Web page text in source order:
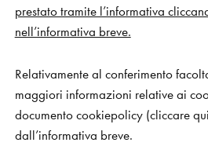
prestato tramite l’informativa
nell’informativa breve.
Relativamente al conferimento
maggiori informazioni relative ai
documentocookiepolicy(cliccare
dall’informativa breve.